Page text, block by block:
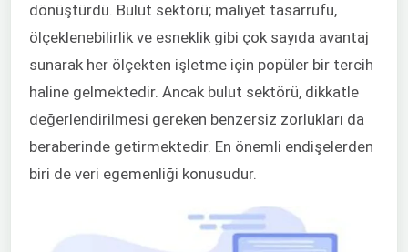
dönüştürdü. Bulut sektörü; maliyet tasarrufu,
ölçeklenebilirlik ve esneklik gibi çok sayıda avantaj
sunarak her ölçekten işletme için popüler bir tercih
haline gelmektedir. Ancak bulut sektörü, dikkatle
değerlendirilmesi gereken benzersiz zorlukları da
beraberinde getirmektedir. En önemli endişelerden
biri de veri egemenliği konusudur.